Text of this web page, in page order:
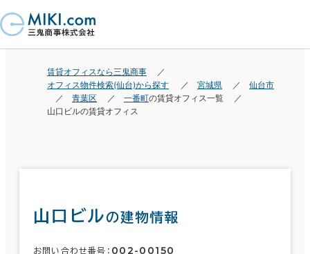
賃貸オフィスなら三鬼商事
オフィス物件検索(仙台)から探す
宮城県
仙台市
青葉区
一番町の賃貸オフィス一覧
山口ビルの賃貸オフィス
山口ビルの建物情報
お問い合わせ番号： 002-00150